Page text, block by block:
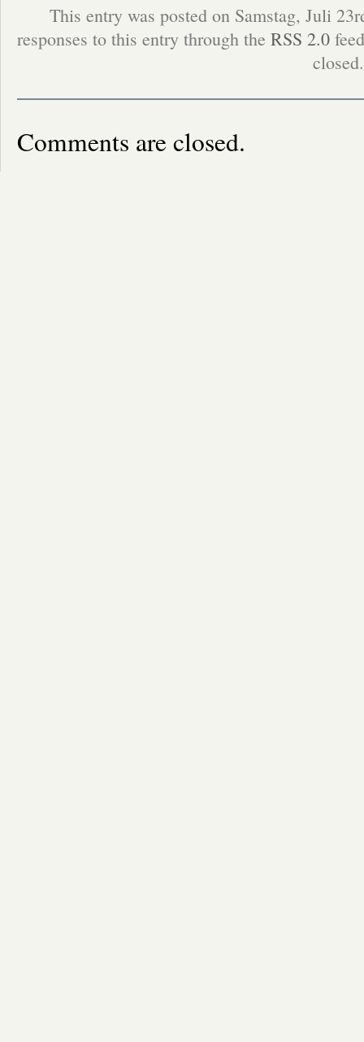
This entry was posted on Samstag, Juli
responses to this entry through the RSS 2.0
closed.
Comments are closed.